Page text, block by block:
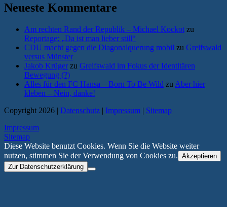
Neueste Kommentare
Am rechten Rand der Republik – Michael Kockot zu
Reportage: „Da ist man lieber still“
CDU macht gegen die Diagonalquerung mobil zu Greifswald
versus Münster
Jakob Krüger zu Greifswald im Fokus der Identitären
Bewegung (?)
Alles für den FC Hansa – Born To Be Wild zu Aber hier
kleben – Nein, danke!
Copyright 2026 | Datenschutz | Impressum | Sitemap
Impressum
Sitemap
Diese Website benutzt Cookies. Wenn Sie die Website weiter
nutzen, stimmen Sie der Verwendung von Cookies zu. Akzeptieren
Zur Datenschutzerklärung